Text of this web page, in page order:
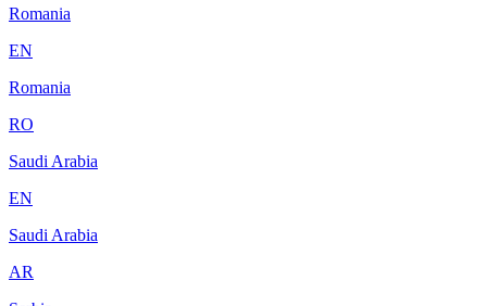
Romania
EN
Romania
RO
Saudi Arabia
EN
Saudi Arabia
AR